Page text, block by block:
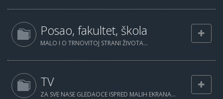
Posao, fakultet, škola
MALO I O TRNOVITOJ STRANI ŽIVOTA...
TV
ZA SVE NASE GLEDAOCE ISPRED MALIH EKRANA...